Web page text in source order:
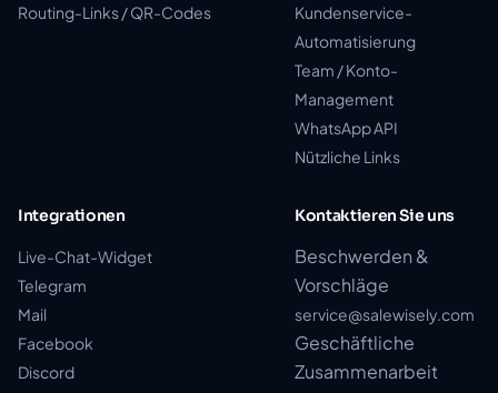
Routing-Links / QR-Codes
Kundenservice-
Automatisierung
Team / Konto-
Management
WhatsApp API
Nützliche Links
Integrationen
Live-Chat-Widget
Telegram
Mail
Facebook
Discord
Kontaktieren Sie uns
Beschwerden &
Vorschläge
service@salewisely.com
Geschäftliche
Zusammenarbeit